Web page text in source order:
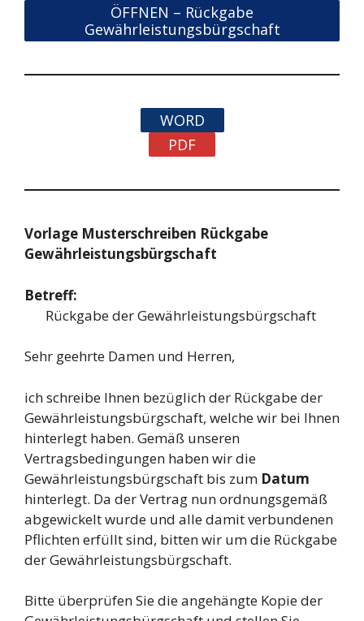
ÖFFNEN – Rückgabe
Gewährleistungsbürgschaft
WORD
PDF
Vorlage Musterschreiben Rückgabe
Gewährleistungsbürgschaft
Betreff:
Rückgabe der Gewährleistungsbürgschaft
Sehr geehrte Damen und Herren,
ich schreibe Ihnen bezüglich der Rückgabe der
Gewährleistungsbürgschaft, welche wir bei Ihnen
hinterlegt haben. Gemäß unseren
Vertragsbedingungen haben wir die
Gewährleistungsbürgschaft bis zum Datum
hinterlegt. Da der Vertrag nun ordnungsgemäß
abgewickelt wurde und alle damit verbundenen
Pflichten erfüllt sind, bitten wir um die Rückgabe
der Gewährleistungsbürgschaft.
Bitte überprüfen Sie die angehängte Kopie der